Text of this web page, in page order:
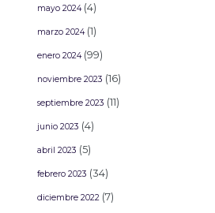
mayo 2024(4)
marzo 2024(1)
enero 2024(99)
noviembre 2023 (16)
septiembre 2023 (11)
junio 2023 (4)
abril 2023 (5)
febrero 2023 (34)
diciembre 2022 (7)